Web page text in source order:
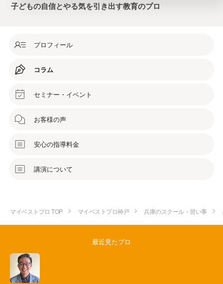
子どもの自信とやる気を引き出す教育のプロ
プロフィール
コラム
セミナー・イベント
お客様の声
安心の指導料金
講演について
マイベストプロ TOP マイベストプロ神戸 兵庫のスクール・習い事
最近見たプロ